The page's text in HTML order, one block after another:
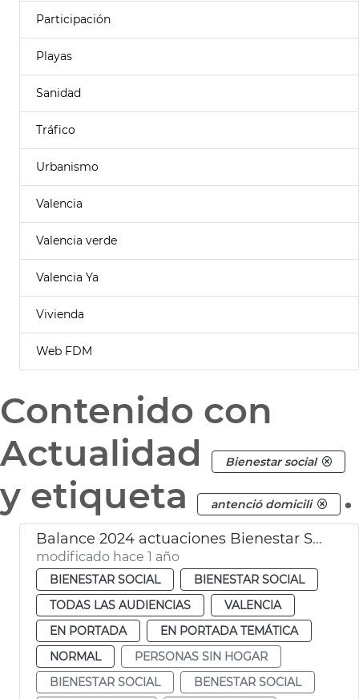
Participación
Playas
Sanidad
Tráfico
Urbanismo
Valencia
Valencia verde
Valencia Ya
Vivienda
Web FDM
Contenido con
Actualidad
Bienestar social
y etiqueta antenció domicili .
Balance 2024 actuaciones Bienestar Social
modificado hace 1 año
BIENESTAR SOCIAL
BIENESTAR SOCIAL
TODAS LAS AUDIENCIAS
VALENCIA
EN PORTADA
EN PORTADA TEMÁTICA
NORMAL
PERSONAS SIN HOGAR
BIENESTAR SOCIAL
BENESTAR SOCIAL